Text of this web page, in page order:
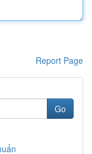
Report Page
Go